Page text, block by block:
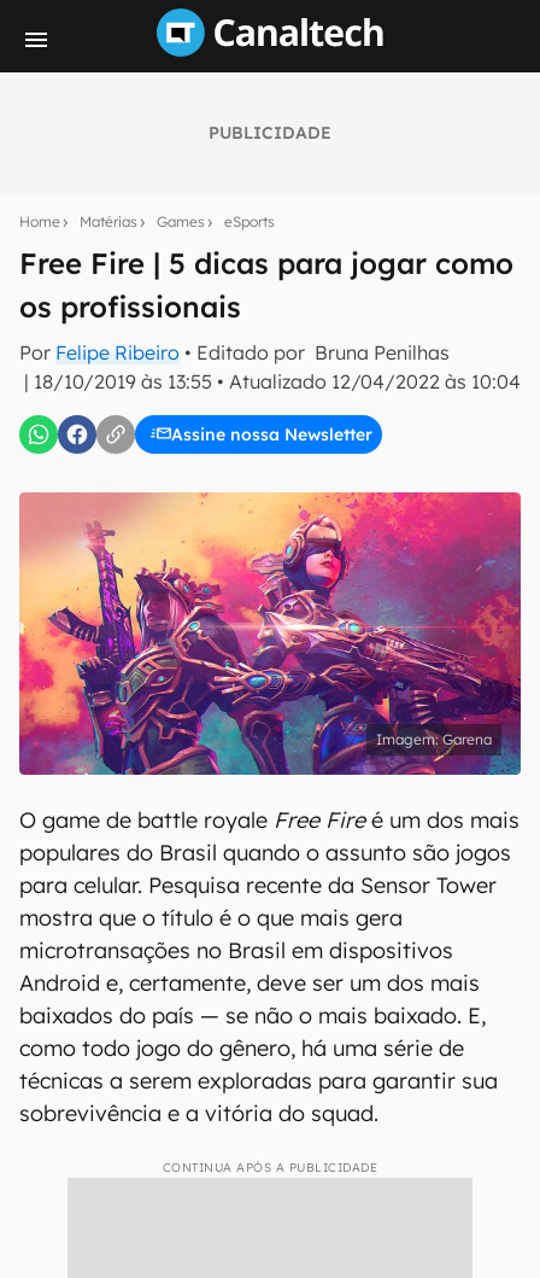
PUBLICIDADE
Home Matérias Games eSports
Free Fire | 5 dicas para jogar como
os profissionais
Por Felipe Ribeiro • Editado por Bruna Penilhas
| 18/10/2019 às 13:55 • Atualizado 12/04/2022 às 10:04
Assine nossa Newsletter
notícias e reviews sobre tecnologia em primeira
mão.
E-mail
Uso e Política de Privacidade do Canaltech.
Garena
O game de battle royale Free Fireé um dos mais
populares do Brasil quando o assunto são jogos
para celular. Pesquisa recente da Sensor Tower
mostra que o título é o que mais gera
microtransações no Brasil em dispositivos
Android e, certamente, deve ser um dos mais
baixados do país — se não o mais baixado. E,
como todo jogo do gênero, há uma série de
técnicas a serem exploradas para garantir sua
sobrevivência e a vitória do squad.
CONTINUA APÓS A PUBLICIDADE